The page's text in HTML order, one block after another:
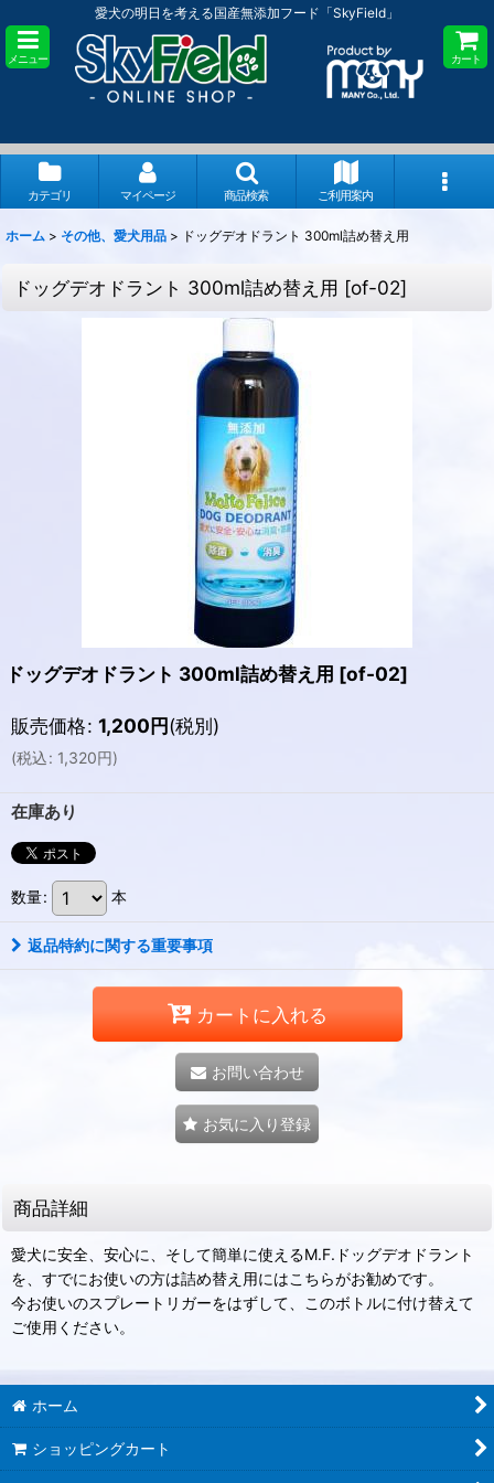
愛犬の明日を考える国産無添加フード「SkyField」
メニュー カート
カテゴリ マイページ 商品検索 ご利用案内
ホーム > その他、愛犬用品 > ドッグデオドラント 300ml詰め替え用
ドッグデオドラント 300ml詰め替え用 [of-02]
ドッグデオドラント 300ml詰め替え用 [of-02]
販売価格: 1,200円(税別)
(税込: 1,320円)
在庫あり
数量: 本
返品特約に関する重要事項
カートに入れる
お問い合わせ
お気に入り登録
商品詳細
愛犬に安全、安心に、そして簡単に使えるM.F.ドッグデオドラント
を、すでにお使いの方は詰め替え用にはこちらがお勧めです。
今お使いのスプレートリガーをはずして、このボトルに付け替えて
ご使用ください。
ホーム
ショッピングカート